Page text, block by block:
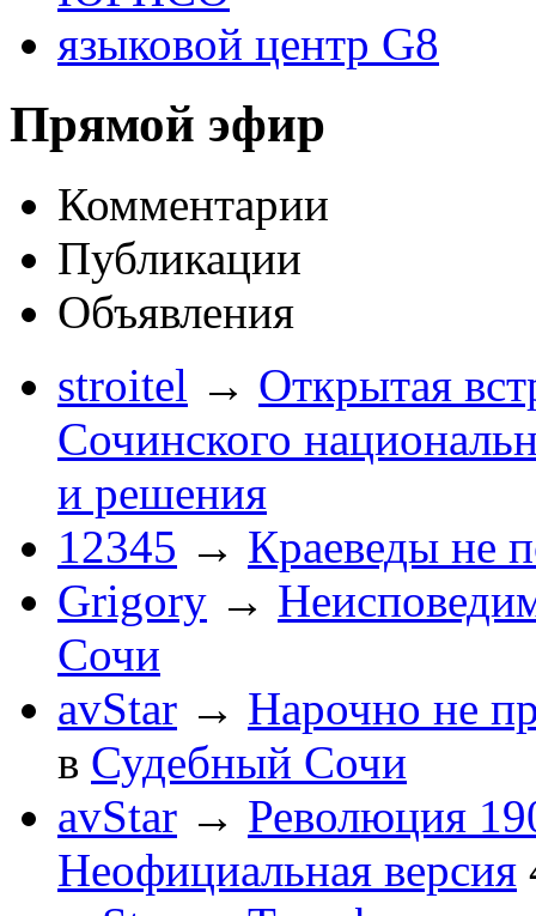
языковой центр G8
Прямой эфир
Комментарии
Публикации
Объявления
stroitel → Открытая
Сочинского
и решения
12345 → Краеведы не
Grigory →
Сочи
avStar → Нарочно не
в Судебный Сочи
avStar → Революция
Неофициальная версия